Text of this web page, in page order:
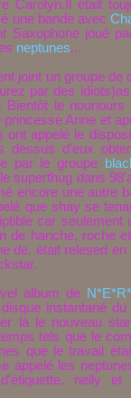
Carolyn.Il était
une bande avec
Saxophone joué
neptunes...
joint un groupe de
par des
le
princesse Anne et
appelé le
dessus d'eux
par le groupe
superthug dans
encore une autre
que shay se
car seulement
de hanche, roche
de. était relesed
album de
instantané
là le nouveau
tels que le
que le travail
appelé les
nelly